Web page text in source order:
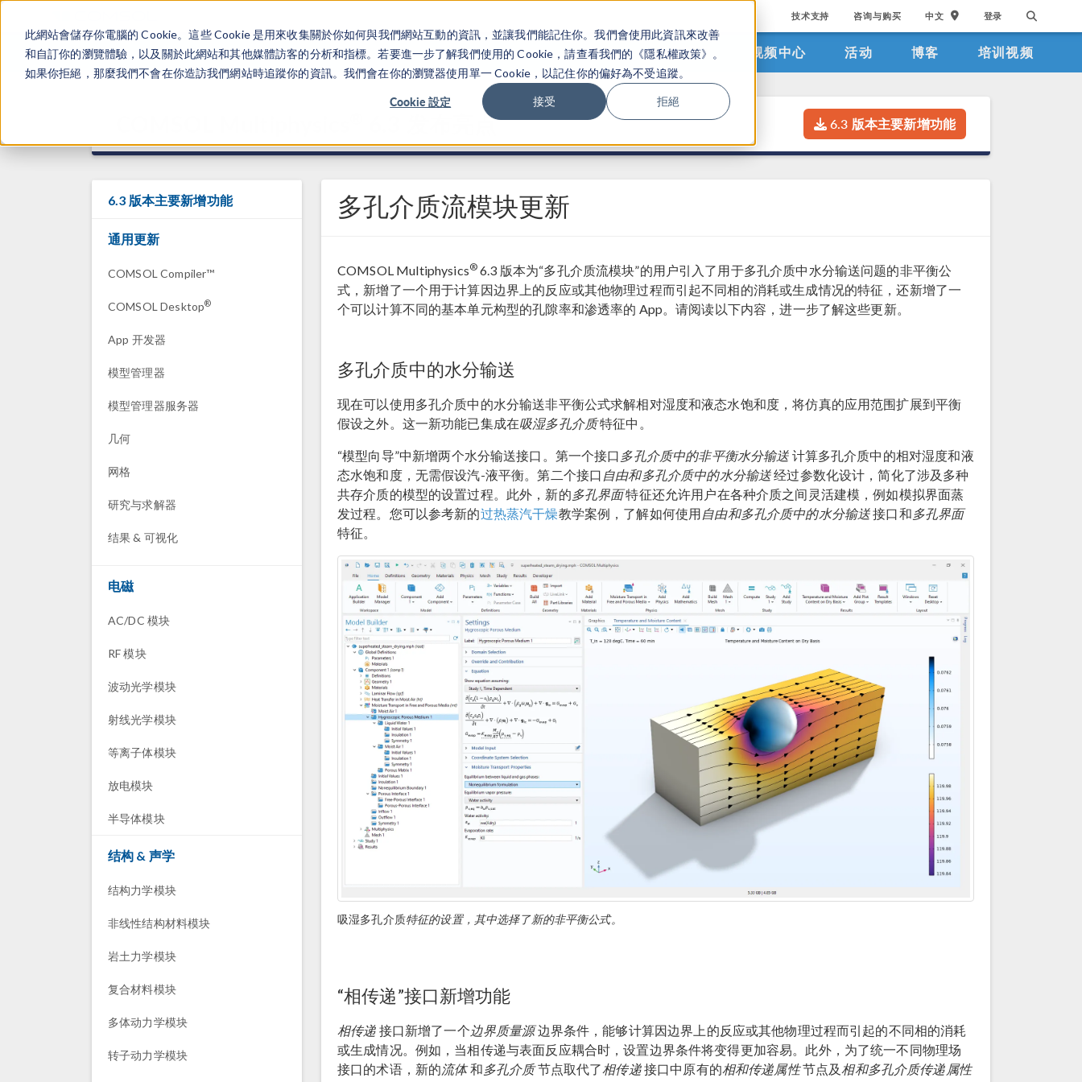
此網站會儲存你電腦的 Cookie。這些 Cookie 是用來收集關於你如何與我們網站互動的資訊，並讓我們能記住你。我們會使用此資訊來改善
和自訂你的瀏覽體驗，以及關於此網站和其他媒體訪客的分析和指標。若要進一步了解我們使用的 Cookie，請查看我們的《隱私權政策》。
如果你拒絕，那麼我們不會在你造訪我們網站時追蹤你的資訊。我們會在你的瀏覽器使用單一 Cookie，以記住你的偏好為不受追蹤。
Cookie 設定 接受 拒絕
技术支持 咨询与购买 中文 登录
产品 行业应用 视频中心 活动 博客 培训视频
6.3 发布亮点 6.3 版本主要新增功能
6.3 版本主要新增功能
通用更新
COMSOL Compiler™
COMSOL Desktop®
App 开发器
模型管理器
模型管理器服务器
几何
网格
研究与求解器
结果 & 可视化
电磁
AC/DC 模块
RF 模块
波动光学模块
射线光学模块
等离子体模块
放电模块
半导体模块
结构 & 声学
结构力学模块
非线性结构材料模块
岩土力学模块
复合材料模块
多体动力学模块
转子动力学模块
多孔介质流模块更新
COMSOL Multiphysics® 6.3 版本为“多孔介质流模块”的用户引入了用于多孔介质中水分输送问题的非平衡公
式，新增了一个用于计算因边界上的反应或其他物理过程而引起不同相的消耗或生成情况的特征，还新增了一
个可以计算不同的基本单元构型的孔隙率和渗透率的 App。请阅读以下内容，进一步了解这些更新。
多孔介质中的水分输送
现在可以使用多孔介质中的水分输送非平衡公式求解相对湿度和液态水饱和度，将仿真的应用范围扩展到平衡
假设之外。这一新功能已集成在吸湿多孔介质特征中。
“模型向导”中新增两个水分输送接口。第一个接口 多孔介质中的非平衡水分输送 计算多孔介质中的相对湿度和液
态水饱和度，无需假设汽-液平衡。第二个接口 自由和多孔介质中的水分输送经过参数化设计，简化了涉及多种
共存介质的模型的设置过程。此外，新的多孔界面特征还允许用户在各种介质之间灵活建模，例如模拟界面蒸
发过程。您可以参考新的过热蒸汽干燥教学案例，了解如何使用自由和多孔介质中的水分输送接口和多孔界面
特征。
吸湿多孔介质特征的设置，其中选择了新的非平衡公式。
“相传递”接口新增功能
相传递 接口新增了一个边界质量源边界条件，能够计算因边界上的反应或其他物理过程而引起的不同相的消耗
或生成情况。例如，当相传递与表面反应耦合时，设置边界条件将变得更加容易。此外，为了统一不同物理场
接口的术语，新的流体和多孔介质节点取代了相传递接口中原有的相和传递属性节点及 相和多孔介质传递属性